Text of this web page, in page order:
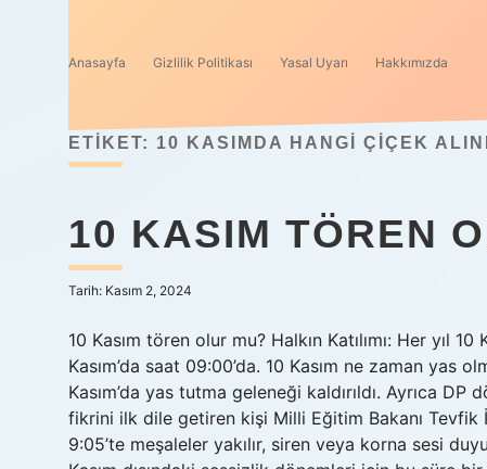
Anasayfa Gizlilik Politikası Yasal Uyarı Hakkımızda
ETIKET: 10 KASIMDA HANGI ÇIÇEK
10 KASIM TÖREN
Tarih: Kasım 2, 2024
10 Kasım tören olur mu? Halkın Katılımı: Her yıl
Kasım’da saat 09:00’da. 10 Kasım ne zaman yas
Kasım’da yas tutma geleneği kaldırıldı. Ayrıca
fikrini ilk dile getiren kişi Milli Eğitim Bakanı Tevfik
9:05’te meşaleler yakılır, siren veya korna sesi